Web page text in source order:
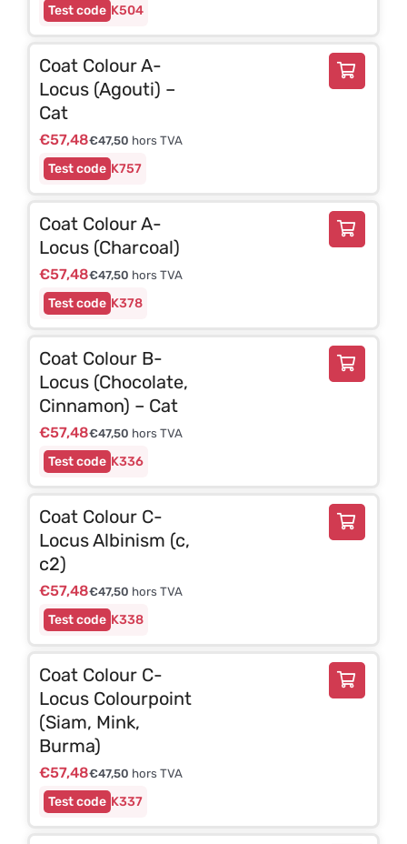
K504
K757
Coat Colour A-
Locus (Agouti) –
Cat
€57,48€47,50 hors TVA
K378
Coat Colour A-
Locus (Charcoal)
€57,48€47,50 hors TVA
K336
Coat Colour B-
Locus (Chocolate,
Cinnamon) – Cat
€57,48€47,50 hors TVA
K338
Coat Colour C-
Locus Albinism (c,
c2)
€57,48€47,50 hors TVA
K337
Coat Colour C-
Locus Colourpoint
(Siam, Mink,
Burma)
€57,48€47,50 hors TVA